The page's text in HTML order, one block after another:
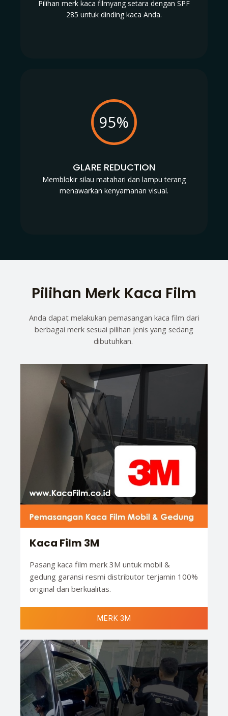
Pilihan merk kaca filmyang setara dengan SPF
285 untuk dinding kaca Anda.
95%
GLARE REDUCTION
Memblokir silau matahari dan lampu terang
menawarkan kenyamanan visual.
Pilihan Merk Kaca Film
Anda dapat melakukan pemasangan kaca film dari
berbagai merk sesuai pilihan jenis yang sedang
dibutuhkan.
Kaca Film 3M
Pasang kaca film merk 3M untuk mobil &
gedung garansi resmi distributor terjamin 100%
original dan berkualitas.
MERK 3M